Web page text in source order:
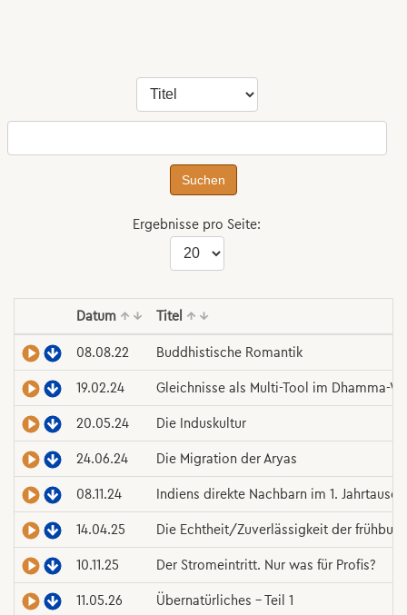
Suchen
Ergebnisse pro Seite:
Datum ↑ ↓ Titel ↑ ↓
08.08.22 Buddhistische Romantik
19.02.24 Gleichnisse als Multi-Tool im Dhamma-
20.05.24 Die Induskultur
24.06.24 Die Migration der Aryas
08.11.24 Indiens direkte Nachbarn im 1.
14.04.25 Die Echtheit/Zuverlässigkeit der
10.11.25 Der Stromeintritt. Nur was für Profis?
11.05.26 Übernatürliches – Teil 1